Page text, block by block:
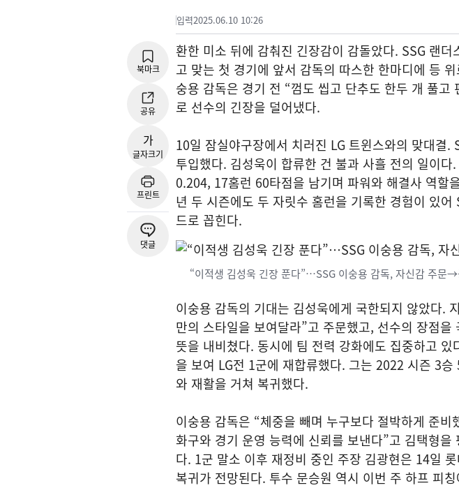
입력2025.06.10 10:26
북마크
공유
가
글자크기
프린트
댓글
환한 미소 뒤에 감춰진 긴장감이 감돌았다. SSG 랜
고 맞는 첫 경기에 앞서 감독의 따스한 한마디에 등
숭용 감독은 경기 전 “껌도 씹고 단추도 한두 개 풀고
로 선수의 긴장을 덜어냈다.
10일 잠실야구장에서 치러진 LG 트윈스와의 맞대결.
투입했다. 김성욱이 합류한 건 불과 사흘 전의 일이
0.204, 17홈런 60타점을 남기며 파워와 해결사 역할
년 두 시즌에도 두 자릿수 홈런을 기록한 경험이 있
드로 꼽힌다.
“이적생 김성욱 긴장 푼다”…SSG 이숭용 감독, 자신감 주문
이숭용 감독의 기대는 김성욱에게 국한되지 않았다.
만의 스타일을 보여달라”고 주문했고, 선수의 장점
뜻을 내비쳤다. 동시에 팀 전력 강화에도 집중하고
을 보여 LG전 1군에 재합류했다. 그는 2022 시즌 3
와 재활을 거쳐 복귀했다.
이숭용 감독은 “체중을 빼며 누구보다 절박하게 준
화구와 경기 운영 능력에 신뢰를 보낸다”고 김택형
다. 1군 말소 이후 재정비 중인 주장 김광현은 14일
복귀가 전망된다. 투수 문승원 역시 이번 주 하프 피